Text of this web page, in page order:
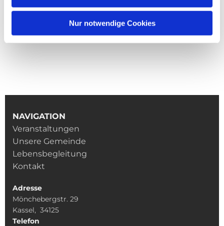
Nur notwendige Cookies
NAVIGATION
Veranstaltungen
Unsere Gemeinde
Lebensbegleitung
Kontakt
Adresse
Mönchebergstr. 29
Kassel, 34125
Telefon